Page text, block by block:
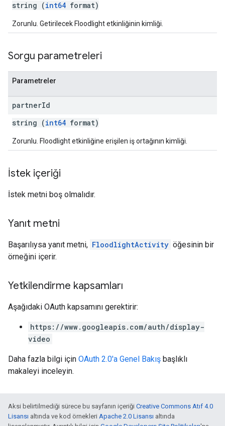
string (int64 format)
Zorunlu. Getirilecek Floodlight etkinliğinin kimliği.
Sorgu parametreleri
Parametreler
partnerId
string (int64 format)
Zorunlu. Floodlight etkinliğine erişilen iş ortağının kimliği.
İstek içeriği
İstek metni boş olmalıdır.
Yanıt metni
Başarılıysa yanıt metni, FloodlightActivity öğesinin bir
örneğini içerir.
Yetkilendirme kapsamları
Aşağıdaki OAuth kapsamını gerektirir:
https://www.googleapis.com/auth/display-
video
Daha fazla bilgi için OAuth 2.0'a Genel Bakış başlıklı
makaleyi inceleyin.
Aksi belirtilmediği sürece bu sayfanın içeriği Creative Commons Atıf 4.0
Lisansı altında ve kod örnekleri Apache 2.0 Lisansı altında